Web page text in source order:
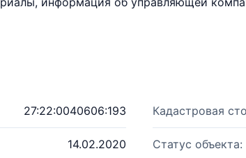
27:22:0040606:193 Кадастровая
14.02.2020 Статус объекта: